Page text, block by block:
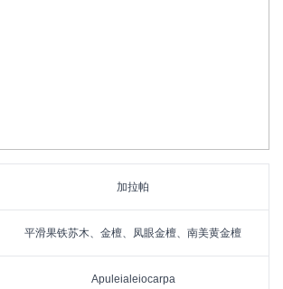
加拉帕
平滑果铁苏木、金檀、凤眼金檀、南美黄金檀
Apuleialeiocarpa